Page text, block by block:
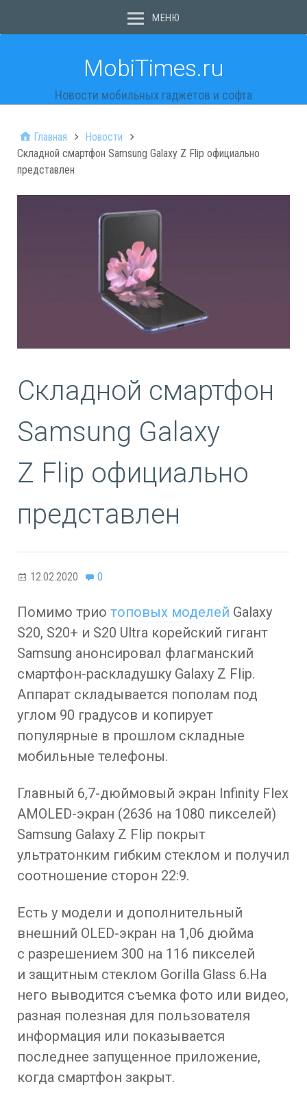
МЕНЮ
MobiTimes.ru
Новости мобильных гаджетов и софта
Главная
Новости
Складной смартфон Samsung Galaxy Z Flip официально
представлен
Складной смартфон
Samsung Galaxy
Z Flip официально
представлен
12.02.2020 0
Помимо трио топовых моделей Galaxy
S20, S20+ и S20 Ultra корейский гигант
Samsung анонсировал флагманский
смартфон-раскладушку Galaxy Z Flip.
Аппарат складывается пополам под
углом 90 градусов и копирует
популярные в прошлом складные
мобильные телефоны.
Главный 6,7-дюймовый экран Infinity Flex
AMOLED-экран (2636 на 1080 пикселей)
Samsung Galaxy Z Flip покрыт
ультратонким гибким стеклом и получил
соотношение сторон 22:9.
Есть у модели и дополнительный
внешний OLED-экран на 1,06 дюйма
с разрешением 300 на 116 пикселей
и защитным стеклом Gorilla Glass 6.На
него выводится съемка фото или видео,
разная полезная для пользователя
информация или показывается
последнее запущенное приложение,
когда смартфон закрыт.